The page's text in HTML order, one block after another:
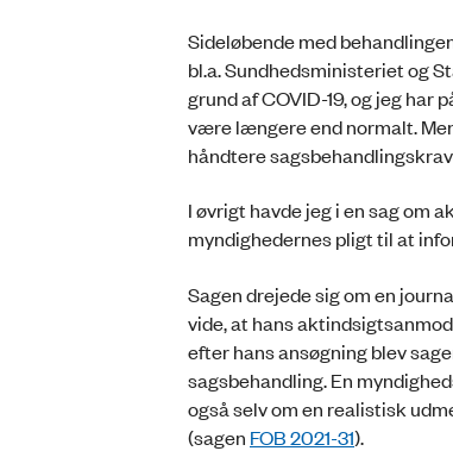
Sideløbende med
bl.a. Sundhedsministeriet og
grund af COVID-19, og jeg
være længere end normalt.
håndtere
I øvrigt havde jeg i en sag om
myndighedernes pligt til at
Sagen drejede sig om en
vide, at hans
efter hans ansøgning blev
sagsbehandling. En
også selv om en realistisk
(sagen FOB 2021-31).